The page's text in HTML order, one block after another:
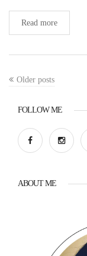
Read more
Older posts
FOLLOW ME
ABOUT ME